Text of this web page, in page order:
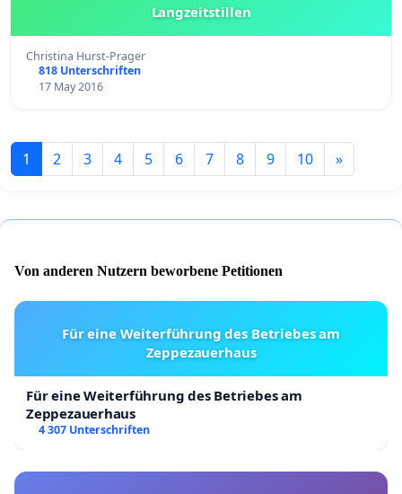
Langzeitstillen
Christina Hurst-Prager
818 Unterschriften
17 May 2016
1 2 3 4 5 6 7 8 9 10 »
Von anderen Nutzern beworbene Petitionen
Für eine Weiterführung des Betriebes am
Zeppezauerhaus
Für eine Weiterführung des Betriebes am
Zeppezauerhaus
4 307 Unterschriften